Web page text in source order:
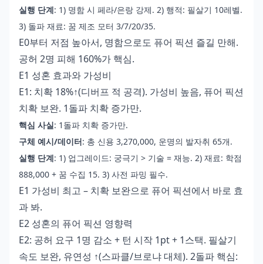
실행 단계: 1) 명함 시 페라/은랑 강제. 2) 행적: 필살기 10레벨.
3) 돌파 재료: 꿈 제조 모터 3/7/20/35.
E0부터 저점 높아서, 명함으로도 퓨어 픽션 즐길 만해.
공허 2명 피해 160%가 핵심.
E1 성혼 효과와 가성비
E1: 치확 18%↑(디버프 적 공격). 가성비 높음, 퓨어 픽션
치확 보완. 1돌파 치확 증가만.
핵심 사실: 1돌파 치확 증가만.
구체 예시/데이터: 총 신용 3,270,000, 운명의 발자취 65개.
실행 단계: 1) 업그레이드: 궁극기 > 기술 = 재능. 2) 재료: 학점
888,000 + 꿈 수집 15. 3) 사전 파밍 필수.
E1 가성비 최고 – 치확 보완으로 퓨어 픽션에서 바로 효
과 봐.
E2 성혼의 퓨어 픽션 영향력
E2: 공허 요구 1명 감소 + 턴 시작 1pt + 1스택. 필살기
속도 보완, 유연성 ↑(스파클/브로냐 대체). 2돌파 핵심: